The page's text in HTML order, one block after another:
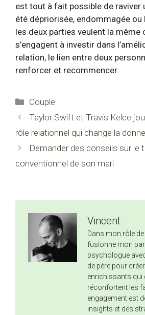
est tout à fait possible de raviver
été dépriorisée, endommagée ou
les deux parties veulent la même
s’engagent à investir dans
relation, le lien entre deux
renforcer et recommencer.
Catégories
Couple
Taylor Swift et Travis Kelce
rôle relationnel qui change la donne
Demander des conseils sur le
conventionnel de son mari
Vincent
Dans mon rôle
fusionne mon
psychologue
de père pour
enrichissants qui
réconfortent les
engagement est
insights et des